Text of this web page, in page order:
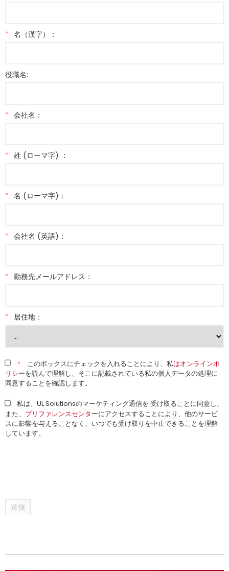
* 名（漢字）：
役職名:
* 会社名：
* 姓 (ローマ字) ：
* 名 (ローマ字)：
* 会社名 (英語)：
* 勤務先メールアドレス：
* 居住地：
* このボックスにチェックを入れることにより、私はオンラインポ
リシーを読んで理解し、そこに記載されている私の個人データの処理に
同意することを確認します。
私は、UL Solutionsのマーケティング通信を 受け取ることに同意し、
また、 プリファレンスセンターにアクセスすることにより、他のサービ
スに影響を与えることなく、いつでも受け取りを中止できることを理解
しています。
送信